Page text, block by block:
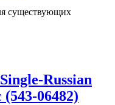
существующих
Russian
06482)